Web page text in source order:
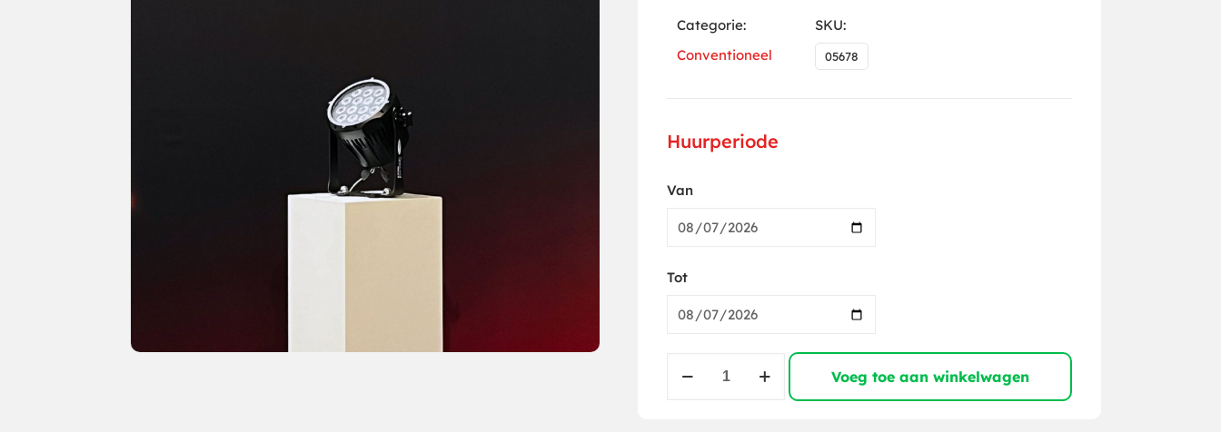
Categorie:
Conventioneel
SKU:
05678
Huurperiode
Van
Tot
Voeg toe aan winkelwagen